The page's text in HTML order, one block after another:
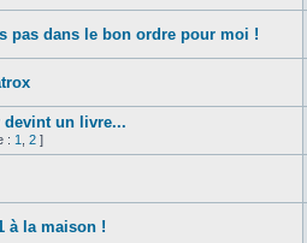
pas dans le bon ordre pour moi !
devint un livre...
: 1 2 ]
à la maison !